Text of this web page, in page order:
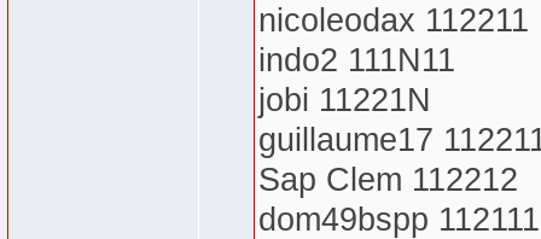
nicoleodax 112211
indo2 111N11
jobi 11221N
guillaume17
Sap Clem 112212
dom49bspp 112111